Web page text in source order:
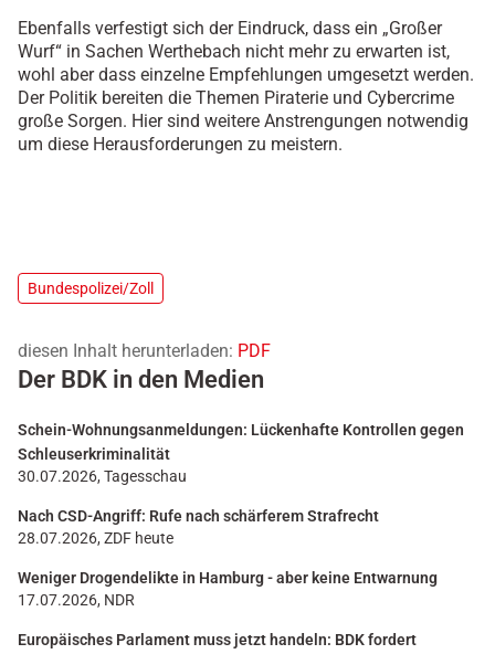
Ebenfalls verfestigt sich der Eindruck, dass ein „Großer
Wurf“ in Sachen Werthebach nicht mehr zu erwarten ist,
wohl aber dass einzelne Empfehlungen umgesetzt werden.
Der Politik bereiten die Themen Piraterie und Cybercrime
große Sorgen. Hier sind weitere Anstrengungen notwendig
um diese Herausforderungen zu meistern.
Bundespolizei/Zoll
diesen Inhalt herunterladen: PDF
Der BDK in den Medien
Schein-Wohnungsanmeldungen: Lückenhafte Kontrollen gegen
Schleuserkriminalität
30.07.2026, Tagesschau
Nach CSD-Angriff: Rufe nach schärferem Strafrecht
28.07.2026, ZDF heute
Weniger Drogendelikte in Hamburg - aber keine Entwarnung
17.07.2026, NDR
Europäisches Parlament muss jetzt handeln: BDK fordert